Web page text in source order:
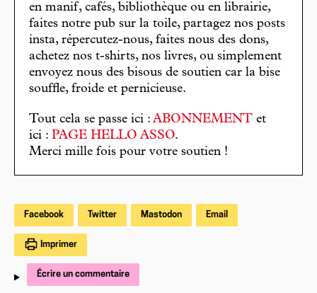
en manif, cafés, bibliothèque ou en librairie,
faites notre pub sur la toile, partagez nos posts
insta, répercutez-nous, faites nous des dons,
achetez nos t-shirts, nos livres, ou simplement
envoyez nous des bisous de soutien car la bise
souffle, froide et pernicieuse.
Tout cela se passe ici : ABONNEMENT et
ici : PAGE HELLO ASSO.
Merci mille fois pour votre soutien !
Facebook Twitter Mastodon Email
Imprimer
Écrire un commentaire